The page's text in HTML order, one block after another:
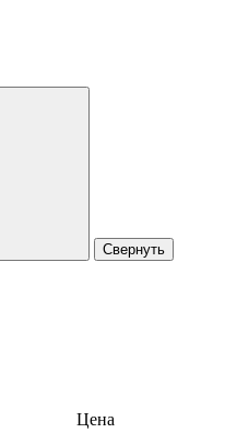
Свернуть
Цена